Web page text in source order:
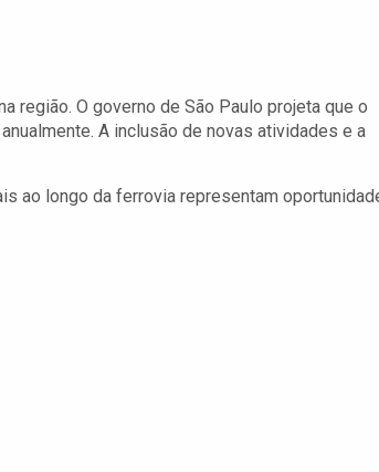
região. O governo de São Paulo projeta que o
A inclusão de novas atividades e a
ao longo da ferrovia representam